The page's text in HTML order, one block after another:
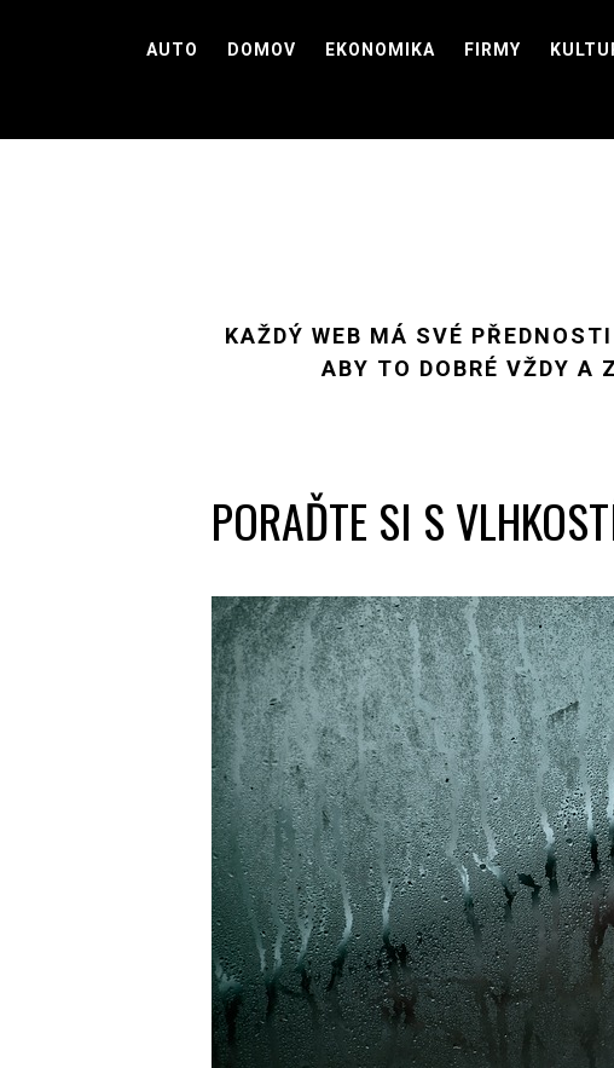
AUTO DOMOV EKONOMIKA FIRMY
KAŽDÝ WEB MÁ SVÉ
ABY TO DOBRÉ VŽDY A
PORAĎTE SI S